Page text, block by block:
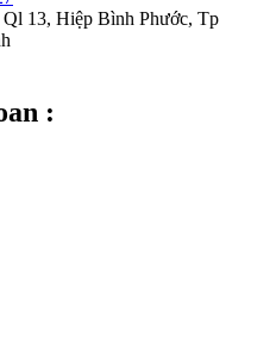
13, Hiệp Bình Phước, Tp
: